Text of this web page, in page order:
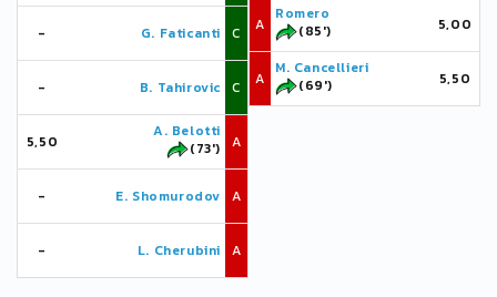
- G. Faticanti C
- B. Tahirovic C
5,50
A. Belotti
(73')
A
- E. Shomurodov A
- L. Cherubini A
A
Romero
(85')
5,00
A
M. Cancellieri
(69')
5,50